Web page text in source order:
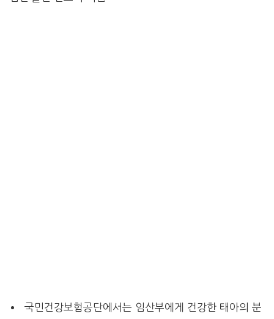
국민건강보험공단에서는 임산부에게 건강한 태아의 분